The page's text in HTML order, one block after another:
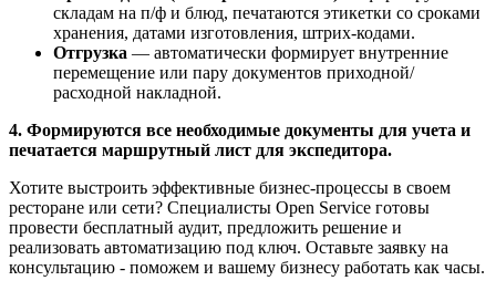
складам на п/ф и блюд, печатаются этикетки со сроками
хранения, датами изготовления, штрих-кодами.
Отгрузка — автоматически формирует внутренние
перемещение или пару документов приходной/
расходной накладной.
4. Формируются все необходимые документы для учета и
печатается маршрутный лист для экспедитора.
Хотите выстроить эффективные бизнес-процессы в своем
ресторане или сети? Специалисты Open Service готовы
провести бесплатный аудит, предложить решение и
реализовать автоматизацию под ключ. Оставьте заявку на
консультацию - поможем и вашему бизнесу работать как часы.